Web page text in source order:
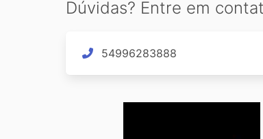
Dúvidas? Entre em
54996283888